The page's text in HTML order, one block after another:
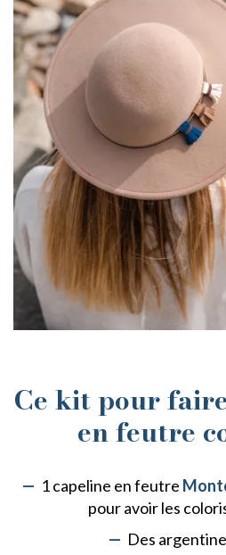
Ce kit pour
en feutre
1 capeline en feutre
pour avoir les
Des